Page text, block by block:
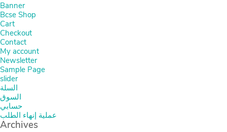
Banner
Bcse Shop
Cart
Checkout
Contact
My account
Newsletter
Sample Page
slider
السلة
السوق
حسابي
عملية إنهاء الطلب
Archives